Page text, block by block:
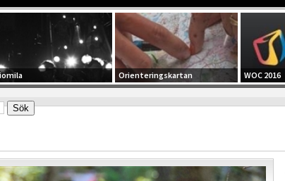
Orienteringskartan WOC 2016